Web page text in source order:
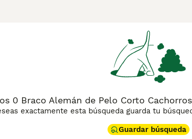
de compañía y de familia. Son perros grandes y
de compra de Braco Alemán de Pelo Corto
0 Braco Alemán de Pelo Corto
exactamente esta búsqueda guarda tu
Guardar búsqueda